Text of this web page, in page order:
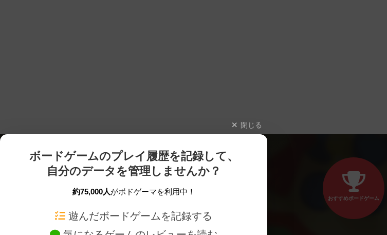
閉じる
ボードゲームのプレイ履歴を記録して、
自分のデータを管理しませんか？
約75,000人がボドゲーマを利用中！
遊んだボードゲームを記録する
おすすめボードゲーム